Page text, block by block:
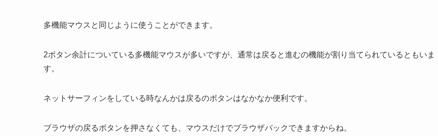
多機能マウスと同じように使うことができます。
2ボタン余計についている多機能マウスが多いですが、通常は戻ると進むの機能が割り当てられているともいま
す。
ネットサーフィンをしている時なんかは戻るのボタンはなかなか便利です。
ブラウザの戻るボタンを押さなくても、マウスだけでブラウザバックできますからね。